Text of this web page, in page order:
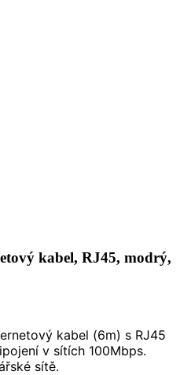
kabel, RJ45, modrý,
kabel (6m) s RJ45
v sítích 100Mbps.
sítě.